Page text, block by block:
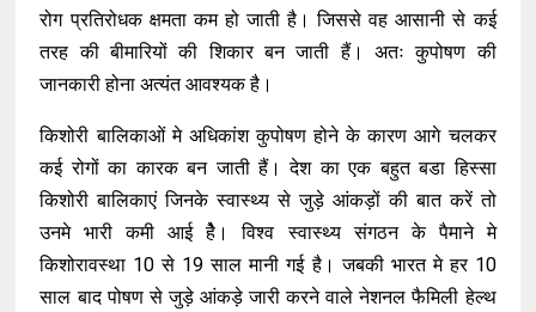
रोग प्रतिरोधक क्षमता कम हो जाती है। जिससे वह आसानी से कई
तरह की बीमारियों की शिकार बन जाती हैं। अतः कुपोषण की
जानकारी होना अत्यंत आवश्यक है।
किशोरी बालिकाओं मे अधिकांश कुपोषण होने के कारण आगे चलकर
कई रोगों का कारक बन जाती हैं। देश का एक बहुत बडा हिस्सा
किशोरी बालिकाएं जिनके स्वास्थ्य से जुड़े आंकड़ों की बात करें तो
उनमे भारी कमी आई हैे। विश्व स्वास्थ्य संगठन के पैमाने मे
किशोरावस्था 10 से 19 साल मानी गई है। जबकी भारत मे हर 10
साल बाद पोषण से जुड़े आंकड़े जारी करने वाले नेशनल फैमिली हेल्थ